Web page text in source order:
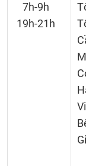
7h-9h
19h-21h